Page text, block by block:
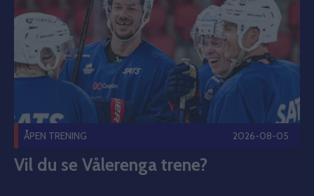
ÅPEN TRENING 2026-08-05
Vil du se Vålerenga trene?